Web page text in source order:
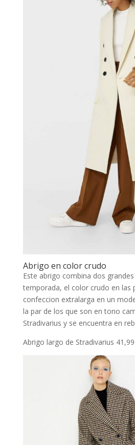
Abrigo en color crudo
Este abrigo combina dos
temporada, el color crudo en las
confeccion extralarga en un
la par de los que son en tono
Stradivarius y se encuentra en
Abrigo largo de Stradivarius